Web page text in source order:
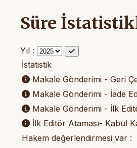
Süre
Yıl :
İstatistik
Makale Gönderimi - Geri
Makale Gönderimi - İade
Makale Gönderimi - İlk
İlk Editör Ataması- Kabul
Hakem değerlendirmesi var :